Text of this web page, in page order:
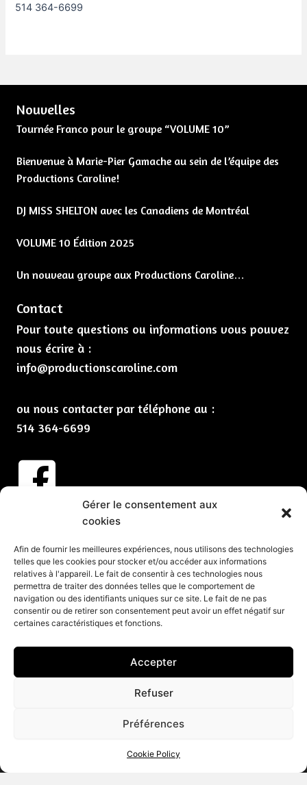
Gérer le consentement aux
cookies
Afin de fournir les meilleures expériences, nous utilisons des technologies
telles que les cookies pour stocker et/ou accéder aux informations
relatives à l'appareil. Le fait de consentir à ces technologies nous
permettra de traiter des données telles que le comportement de
navigation ou des identifiants uniques sur ce site. Le fait de ne pas
consentir ou de retirer son consentement peut avoir un effet négatif sur
certaines caractéristiques et fonctions.
Accepter
Refuser
Préférences
Cookie Policy
514 364-6699
Nouvelles
Tournée Franco pour le groupe “VOLUME 10”
Bienvenue à Marie-Pier Gamache au sein de l’équipe des
Productions Caroline!
DJ MISS SHELTON avec les Canadiens de Montréal
VOLUME 10 Édition 2025
Un nouveau groupe aux Productions Caroline…
Contact
Pour toute questions ou informations vous pouvez
nous écrire à :
info@productionscaroline.com
ou nous contacter par téléphone au :
514 364-6699
Abonnez-vous à nos infolettres
Services
Spectacles et animation pour vos partys de Noël
Spectacles pour événements corporatifs
Groupes de musique pour événements
Organisation d’événements corporatifs